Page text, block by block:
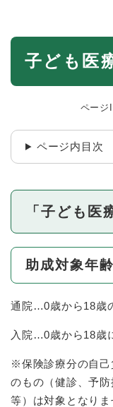
本
子ども医
ページ
ページ内目次
「子ども医
助成対象年齢
通院…0歳から18歳
入院…0歳から18歳
※保険診療分の自己
のもの（健診、予
等）は対象となりま